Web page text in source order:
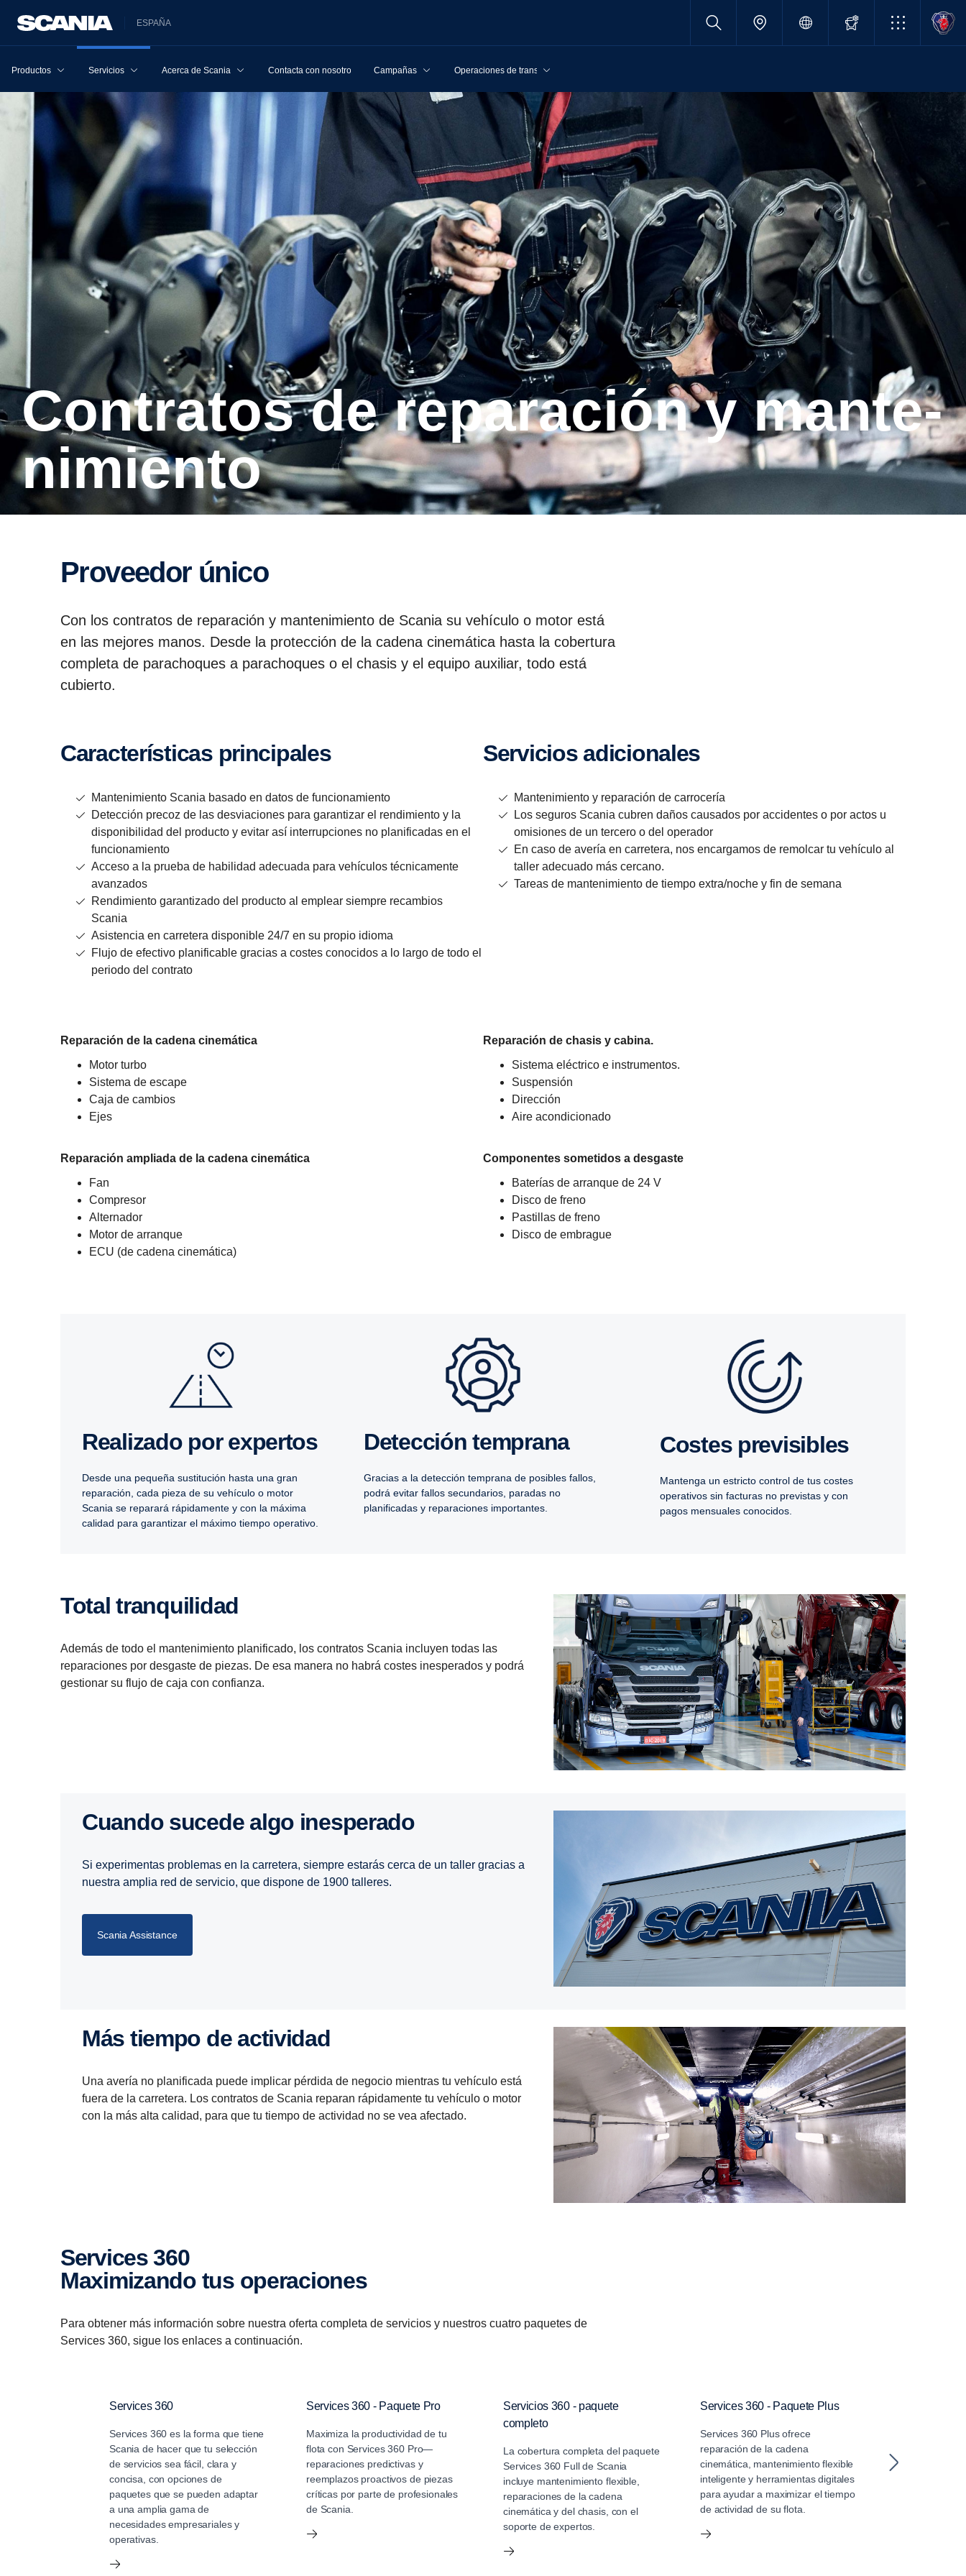
ESPAÑA
Productos Servicios Acerca de Scania Contacta con nosotros Campañas Operaciones de transporte
Contratos de repara­ción y mante­
ni­miento
Proveedor único
Con los contratos de reparación y mantenimiento de Scania su vehículo o motor está
en las mejores manos. Desde la protección de la cadena cinemática hasta la cobertura
completa de parachoques a parachoques o el chasis y el equipo auxiliar, todo está
cubierto.
Carac­te­rís­ticas princi­pales
Mantenimiento Scania basado en datos de funcionamiento
Detección precoz de las desviaciones para garantizar el rendimiento y la
disponibilidad del producto y evitar así interrupciones no planificadas en el
funcionamiento
Acceso a la prueba de habilidad adecuada para vehículos técnicamente
avanzados
Rendimiento garantizado del producto al emplear siempre recambios
Scania
Asistencia en carretera disponible 24/7 en su propio idioma
Flujo de efectivo planificable gracias a costes conocidos a lo largo de todo el
periodo del contrato
Servi­cios adicio­nales
Mantenimiento y reparación de carrocería
Los seguros Scania cubren daños causados por accidentes o por actos u
omisiones de un tercero o del operador
En caso de avería en carretera, nos encargamos de remolcar tu vehículo al
taller adecuado más cercano.
Tareas de mantenimiento de tiempo extra/noche y fin de semana
Reparación de la cadena cinemática
Motor turbo
Sistema de escape
Caja de cambios
Ejes
Reparación ampliada de la cadena cinemática
Fan
Compresor
Alternador
Motor de arranque
ECU (de cadena cinemática)
Reparación de chasis y cabina.
Sistema eléctrico e instrumentos.
Suspensión
Dirección
Aire acondicionado
Componentes sometidos a desgaste
Baterías de arranque de 24 V
Disco de freno
Pastillas de freno
Disco de embrague
Reali­zado por expertos
Desde una pequeña sustitución hasta una gran
reparación, cada pieza de su vehículo o motor
Scania se reparará rápidamente y con la máxima
calidad para garantizar el máximo tiempo operativo.
Detec­ción temprana
Gracias a la detección temprana de posibles fallos,
podrá evitar fallos secundarios, paradas no
planificadas y reparaciones importantes.
Costes previ­si­bles
Mantenga un estricto control de tus costes
operativos sin facturas no previstas y con
pagos mensuales conocidos.
Total tranqui­lidad
Además de todo el mantenimiento planificado, los contratos Scania incluyen todas las
reparaciones por desgaste de piezas. De esa manera no habrá costes inesperados y podrá
gestionar su flujo de caja con confianza.
Cuando sucede algo inespe­rado
Si experimentas problemas en la carretera, siempre estarás cerca de un taller gracias a
nuestra amplia red de servicio, que dispone de 1900 talleres.
Scania Assistance
Más tiempo de actividad
Una avería no planificada puede implicar pérdida de negocio mientras tu vehículo está
fuera de la carretera. Los contratos de Scania reparan rápidamente tu vehículo o motor
con la más alta calidad, para que tu tiempo de actividad no se vea afectado.
Services 360
Maximi­zando tus opera­ciones
Para obtener más información sobre nuestra oferta completa de servicios y nuestros cuatro paquetes de
Services 360, sigue los enlaces a continuación.
Services 360
Services 360 es la forma que tiene
Scania de hacer que tu selección
de servicios sea fácil, clara y
concisa, con opciones de
paquetes que se pueden adaptar
a una amplia gama de
necesidades empresariales y
operativas.
Services 360 - Paquete Pro
Maximiza la productividad de tu
flota con Services 360 Pro—
reparaciones predictivas y
reemplazos proactivos de piezas
críticas por parte de profesionales
de Scania.
Servicios 360 - paquete
completo
La cobertura completa del paquete
Services 360 Full de Scania
incluye mantenimiento flexible,
reparaciones de la cadena
cinemática y del chasis, con el
soporte de expertos.
Services 360 - Paquete Plus
Services 360 Plus ofrece
reparación de la cadena
cinemática, mantenimiento flexible
inteligente y herramientas digitales
para ayudar a maximizar el tiempo
de actividad de su flota.
esencial y